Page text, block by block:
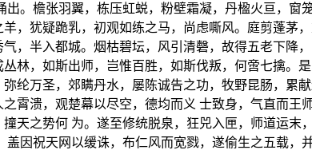
。檐张羽翼，栋压虹蜕，粉壁霜凝，丹楹火亘，
，犹疑跪乳，初观如练之马，尚虑嘶风。庭剪蓬茅
，半入都城。烟枯碧坛，风引清磬，故得五老下
林，如斯出师，岂惟百胜，如斯伐叛，何啻七擒
纶万圣，郊瞒丹水，屡陈诚告之功，牧野昆肠，
霄溃，观楚幕以尽空，德均而义 士致身，气直而
天之势何 为。遂至修统脱泉，狂兕入匣，师道运
盖因祝天网以缓诛，布仁风而宽戮，遂偷生之五载